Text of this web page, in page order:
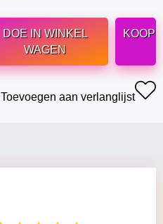
DOE IN WINKEL
WAGEN
KOOP
Toevoegen aan verlanglijst